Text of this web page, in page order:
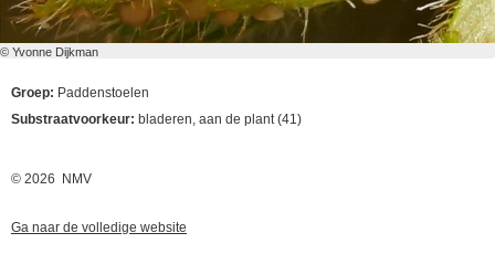
© Yvonne Dijkman
Groep: Paddenstoelen
Substraatvoorkeur: bladeren, aan de plant (41)
© 2026 NMV
Ga naar de volledige website